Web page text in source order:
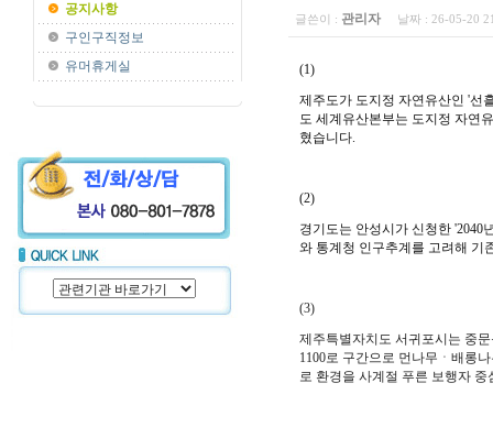
공지사항
구인구직정보
유머휴게실
글쓴이 : 관리자 날짜 : 26-05-20
(1)
제주도가 도지정 자연유산인 '선
도 세계유산본부는 도지정 자연
혔습니다.
(2)
경기도는 안성시가 신청한 '2040
와 통계청 인구추계를 고려해 기
(3)
제주특별자치도 서귀포시는 중
1100로 구간으로 먼나무ㆍ배롱
로 환경을 사계절 푸른 보행자